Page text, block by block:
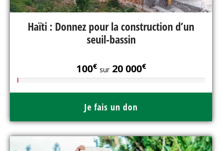
Haïti : Donnez pour la construction d’un
seuil-bassin
100€ sur20 000€
Je fais un don